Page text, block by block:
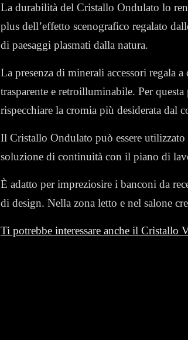
La durabilità del Cristallo Ondulato lo
plus dell’effetto scenografico regalato
di paesaggi plasmati dalla natura.
La presenza di minerali accessori regala
trasparente e retroilluminabile. Per
rispecchiare la cromia più desiderata dal
Il Cristallo Ondulato può essere
soluzione di continuità con il piano di
È adatto per impreziosire i banconi da
di design. Nella zona letto e nel salone
Ti potrebbe interessare anche il Cristallo